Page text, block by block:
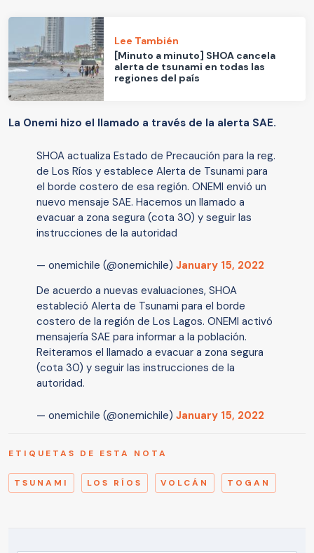
Lee También
[Minuto a minuto] SHOA cancela
alerta de tsunami en todas las
regiones del país
La Onemi hizo el llamado a través de la alerta SAE.
SHOA actualiza Estado de Precaución para la reg.
de Los Ríos y establece Alerta de Tsunami para
el borde costero de esa región. ONEMI envió un
nuevo mensaje SAE. Hacemos un llamado a
evacuar a zona segura (cota 30) y seguir las
instrucciones de la autoridad
— onemichile (@onemichile) January 15, 2022
De acuerdo a nuevas evaluaciones, SHOA
estableció Alerta de Tsunami para el borde
costero de la región de Los Lagos. ONEMI activó
mensajería SAE para informar a la población.
Reiteramos el llamado a evacuar a zona segura
(cota 30) y seguir las instrucciones de la
autoridad.
— onemichile (@onemichile) January 15, 2022
ETIQUETAS DE ESTA NOTA
TSUNAMI LOS RÍOS VOLCÁN TOGAN